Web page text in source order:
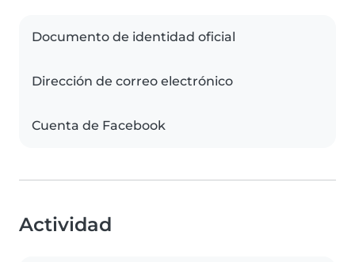
Documento de identidad oficial
Dirección de correo electrónico
Cuenta de Facebook
Actividad